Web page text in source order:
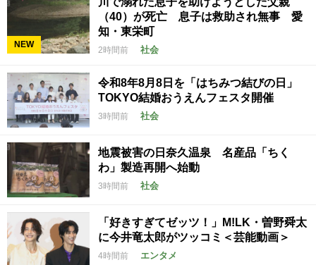
NEW
（40）が死亡 息子は救助され無事 愛
知・東栄町
2時間前 社会
令和8年8月8日を「はちみつ結びの日」
TOKYO結婚おうえんフェスタ開催
3時間前 社会
地震被害の日奈久温泉 名産品「ちく
わ」製造再開へ始動
3時間前 社会
「好きすぎてゼッツ！」M!LK・曽野舜太
に今井竜太郎がツッコミ＜芸能動画＞
4時間前 エンタメ